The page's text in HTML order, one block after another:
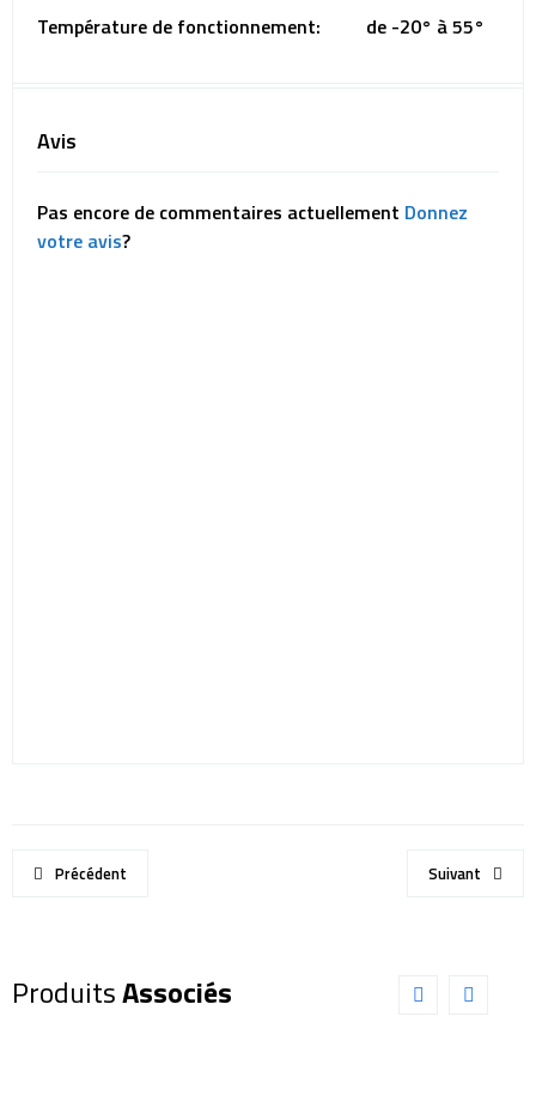
Température de fonctionnement:
de -20° à 55°
Avis
Pas encore de commentaires actuellement Donnez
votre avis?
Précédent Suivant
ProduitsAssociés